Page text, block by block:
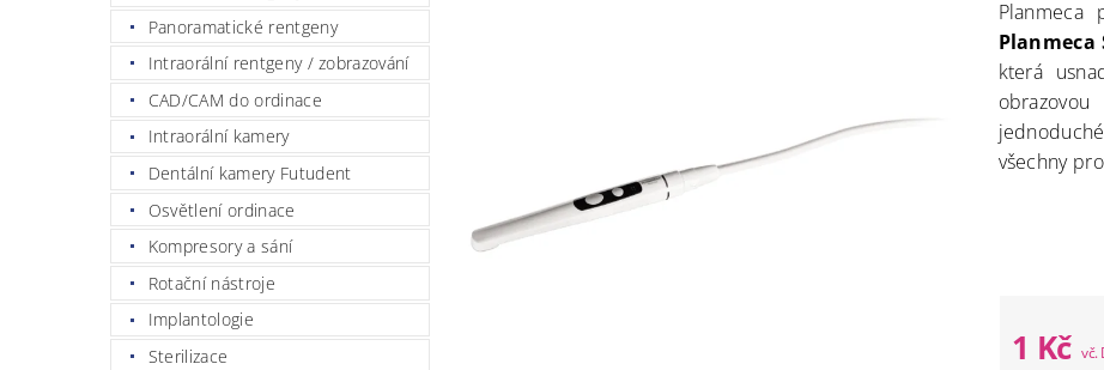
Panoramatické rentgeny
Intraorální rentgeny / zobrazování
CAD/CAM do ordinace
Intraorální kamery
Dentální kamery Futudent
Osvětlení ordinace
Kompresory a sání
Rotační nástroje
Implantologie
Sterilizace
Planmeca
Planmeca
která
všechny
1 Kč